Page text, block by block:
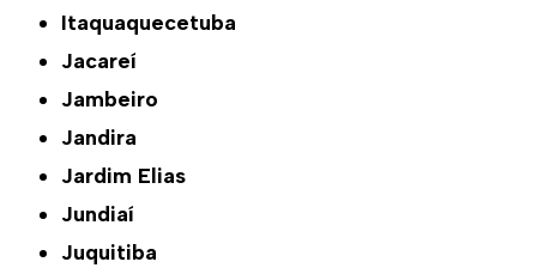
Itaquaquecetuba
Jacareí
Jambeiro
Jandira
Jardim Elias
Jundiaí
Juquitiba